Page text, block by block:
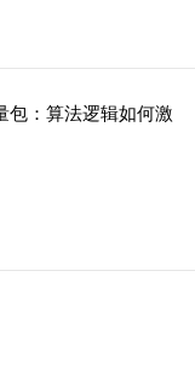
包：算法逻辑如何激